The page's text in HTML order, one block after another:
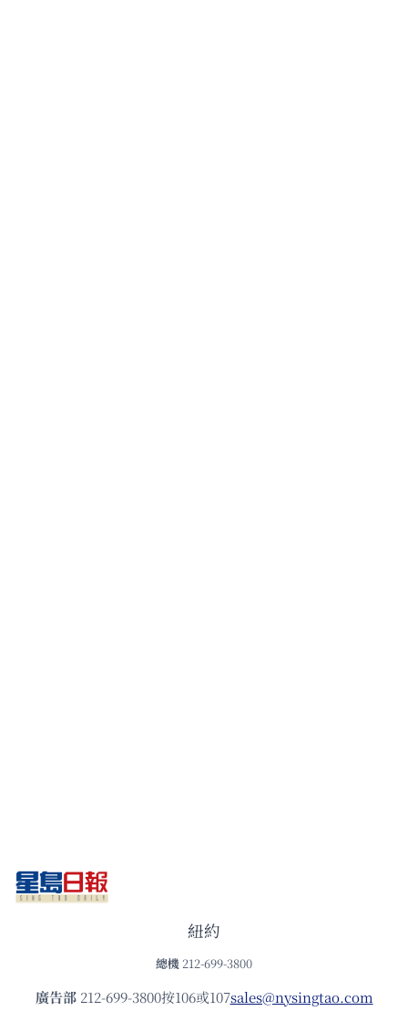
紐約
總機 212-699-3800
廣告部212-699-3800按106或107sales@nysingtao.com